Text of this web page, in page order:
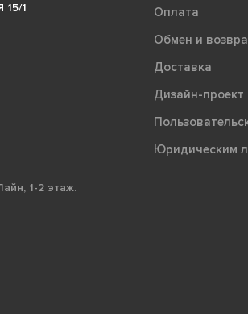
1
1-2 этаж.
Оплата
Обмен и
Доставка
Дизайн-проект
Юридическим